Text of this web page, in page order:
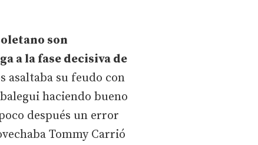
son
a la fase decisiva de
asaltaba su feudo con
haciendo bueno
después un error
Tommy Carrió